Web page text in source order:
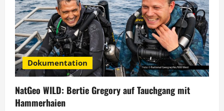
Dokumentation
NatGeo WILD: Bertie Gregory auf Tauchgang mit
Hammerhaien